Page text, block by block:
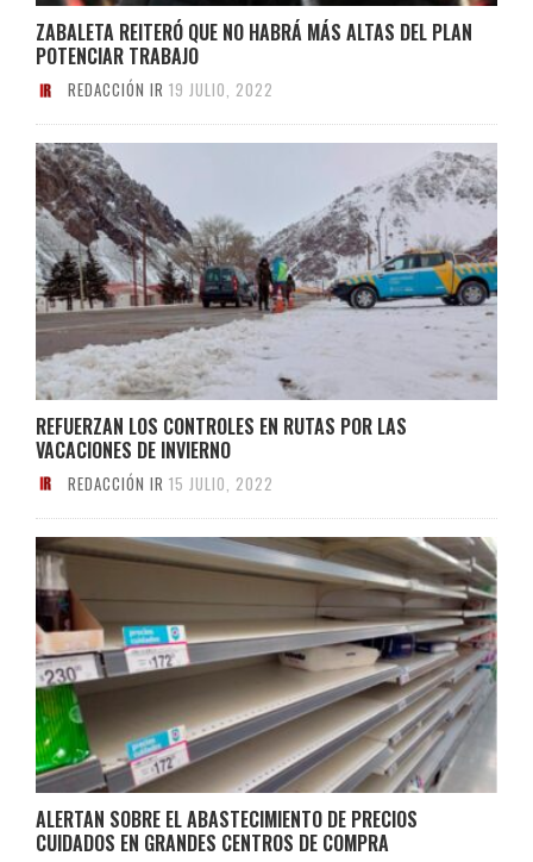
ZABALETA REITERÓ QUE NO HABRÁ MÁS ALTAS DEL PLAN
POTENCIAR TRABAJO
REDACCIÓN IR 19 JULIO, 2022
REFUERZAN LOS CONTROLES EN RUTAS POR LAS
VACACIONES DE INVIERNO
REDACCIÓN IR 15 JULIO, 2022
ALERTAN SOBRE EL ABASTECIMIENTO DE PRECIOS
CUIDADOS EN GRANDES CENTROS DE COMPRA